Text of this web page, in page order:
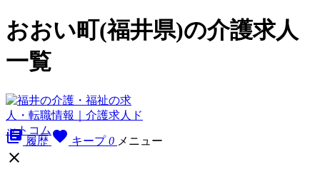
おおい町(福井県)の介護求人
一覧
library_books 履歴 favorite キープ 0 メニュー
